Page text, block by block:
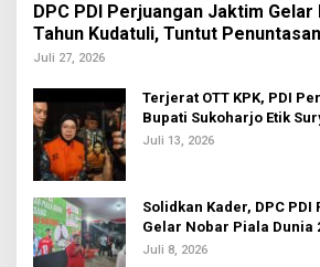
DPC PDI Perjuangan Jaktim
Tahun Kudatuli, Tuntut
Intelektual
Juli 27, 2026
Terjerat OTT KPK, PDI
Bupati Sukoharjo Etik
Juli 13, 2026
Solidkan Kader, DPC
Gelar Nobar Piala Dunia
Juli 8, 2026